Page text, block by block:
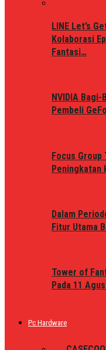
LINE Let’s
Kolaborasi
Fantasi…
NVIDIA
Pembeli
Focus Group
Peningkatan
Dalam
Fitur Utama
Tower of
Pada 11
Pc Hardware